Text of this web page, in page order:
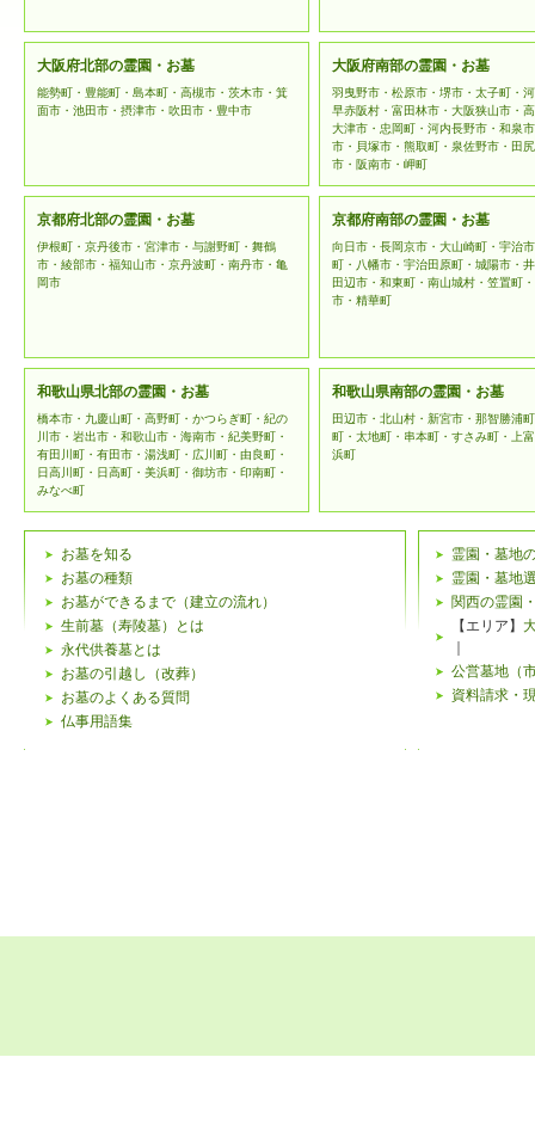
とともに
な管理を
用を行わ
個人情報
範の変更
予告なく
はホーム
登録情報
「霊園・お
ます。頂い
個人情
下記のよ
がござい
個人情
大阪府北部の霊園・お墓
能勢町・豊能町・島本町・高槻市・茨木市・箕
面市・池田市・摂津市・吹田市・豊中市
大阪府南部の霊園・お墓
羽曳野市・松原市・堺市・太子町・
早赤阪村・富田林市・大阪狭山市・
大津市・忠岡町・河内長野市・和泉
市・貝塚市・熊取町・泉佐野市・田
市・阪南市・岬町
京都府北部の霊園・お墓
伊根町・京丹後市・宮津市・与謝野町・舞鶴
市・綾部市・福知山市・京丹波町・南丹市・亀
岡市
京都府南部の霊園・お墓
向日市・長岡京市・大山崎町・宇治
町・八幡市・宇治田原町・城陽市・
田辺市・和東町・南山城村・笠置町
市・精華町
和歌山県北部の霊園・お墓
橋本市・九慶山町・高野町・かつらぎ町・紀の
川市・岩出市・和歌山市・海南市・紀美野町・
有田川町・有田市・湯浅町・広川町・由良町・
日高川町・日高町・美浜町・御坊市・印南町・
みなべ町
和歌山県南部の霊園・お墓
田辺市・北山村・新宮市・那智勝浦
町・太地町・串本町・すさみ町・上
浜町
お墓を知る
お墓の種類
お墓ができるまで（建立の流れ）
生前墓（寿陵墓）とは
永代供養墓とは
お墓の引越し（改葬）
お墓のよくある質問
仏事用語集
霊園・墓地
霊園・墓地
関西の霊園
【エリア】
公営墓地（
資料請求・